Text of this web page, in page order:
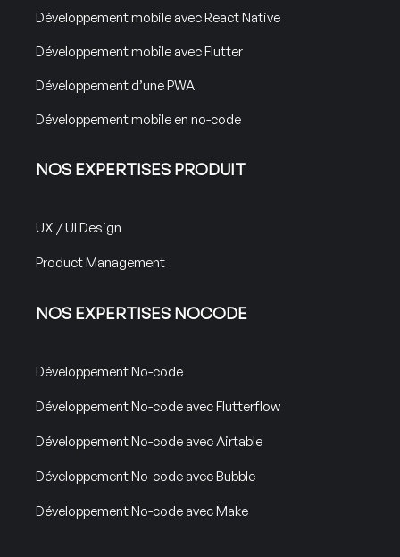
Développement mobile avec React Native
Développement mobile avec Flutter
Développement d’une PWA
Développement mobile en no-code
NOS EXPERTISES PRODUIT
UX / UI Design
Product Management
NOS EXPERTISES NOCODE
Développement No-code
Développement No-code avec Flutterflow
Développement No-code avec Airtable
Développement No-code avec Bubble
Développement No-code avec Make